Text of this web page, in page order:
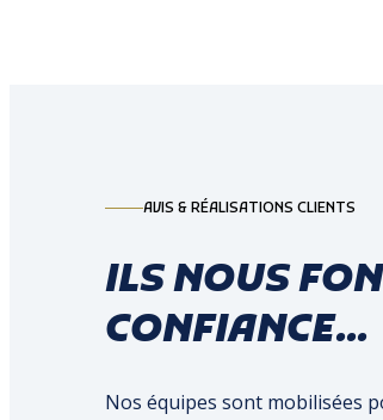
AVIS & RÉALISATIONS CLIENTS
ILS NOUS
CONFIANCE...
Nos équipes sont mobilisées